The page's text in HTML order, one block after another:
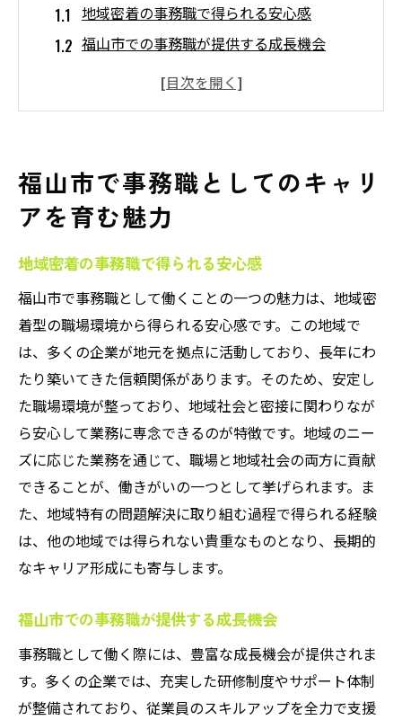
地域密着の事務職で得られる安心感
福山市での事務職が提供する成長機会
福山市での事務職としてのキャリアパスを
事務職の経験が広島でのキャリアを支える
地域密着の職場環境で事務として成長する方法
地元企業での事務職が提供する環境
福山市での事務職が地域に与える影響
安定した環境で事務職としてのスキルを高
める
地域密着型の職場での成長戦略
地元コミュニティと連携する事務職のメリ
ット
福山市で安定した事務職を選ぶ理由
福山市での事務職の安定性
福山市での事務職が提供する福利厚生
安心して働ける事務職の職場環境
福山市での事務職が与える経済的な安定
長期的なキャリアを築くための事務職選び
地域に根差した事務職の魅力
研修制度が充実した事務の職場で新たなチャレ
福山市で事務職としてのキャリ
アを育む魅力
地域密着の事務職で得られる安心感
福山市で事務職として働くことの一つの魅力は、地域密
着型の職場環境から得られる安心感です。この地域で
は、多くの企業が地元を拠点に活動しており、長年にわ
たり築いてきた信頼関係があります。そのため、安定し
た職場環境が整っており、地域社会と密接に関わりなが
ら安心して業務に専念できるのが特徴です。地域のニー
ズに応じた業務を通じて、職場と地域社会の両方に貢献
できることが、働きがいの一つとして挙げられます。ま
た、地域特有の問題解決に取り組む過程で得られる経験
は、他の地域では得られない貴重なものとなり、長期的
なキャリア形成にも寄与します。
福山市での事務職が提供する成長機会
事務職として働く際には、豊富な成長機会が提供されま
す。多くの企業では、充実した研修制度やサポート体制
が整備されており、従業員のスキルアップを全力で支援